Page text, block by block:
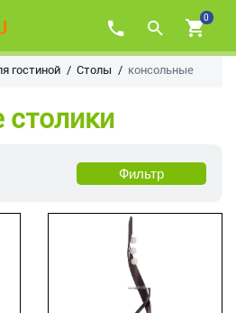
0
гостиной Столы консольные
Фильтр